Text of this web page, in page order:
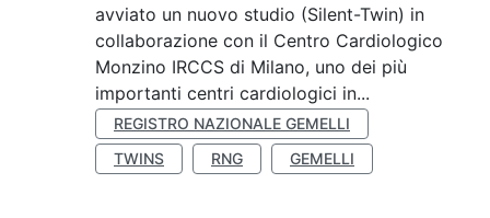
avviato un nuovo studio (Silent-Twin) in
collaborazione con il Centro Cardiologico
Monzino IRCCS di Milano, uno dei più
importanti centri cardiologici in...
REGISTRO NAZIONALE GEMELLI
TWINS
RNG GEMELLI